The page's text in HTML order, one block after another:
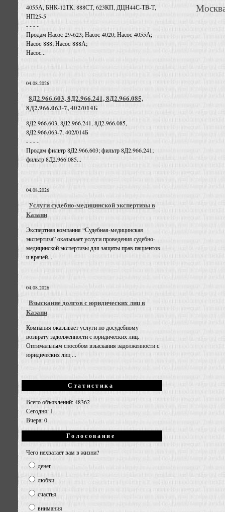
4055А, БНК-12ТК, 888СТ, 623КП, ДЦН44С-ТВ-Т,
НП25-5
- - - -
Продам Насос 29-623; Насос 4020; Насос 4055А;
Насос 888; Насос 888А;
Насос...
04.08.2026
8Д2.966.603, 8Д2.966.241, 8Д2.966.085,
8Д2.966.063-7, 402/014Б
8Д2.966.603, 8Д2.966.241, 8Д2.966.085,
8Д2.966.063-7, 402/014Б
- - - -
Продам фильтр 8Д2.966.603; фильтр 8Д2.966.241;
фильтр 8Д2.966.085...
04.08.2026
Услуги судебно-медицинской экспертизы в
Казани
Экспертная компания “Судебная-медицинская
экспертиза” оказывает услуги проведения судебно-
медицинской экспертизы для защиты прав пациентов
и врачей...
04.08.2026
Взыскание долгов с юридических лиц в
Казани
Компания оказывает услуги по досудебному
возврату задолженности с юридических лиц.
Оптимальным способом взыскания задолженности с
юридических лиц ...
Статистика
Всего объявлений: 48362
Сегодня: 1
Вчера: 0
Голосование
Чего нехватает вам в жизни?
денег
любви
счастья
внимания